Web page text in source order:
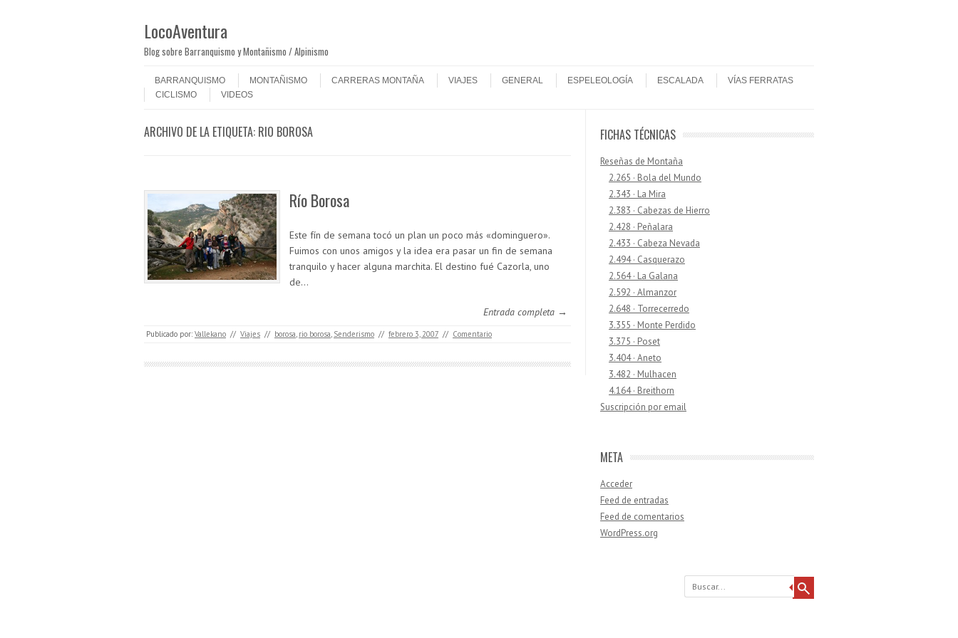
LocoAventura
Blog sobre Barranquismo y Montañismo / Alpinismo
Menú
BARRANQUISMO
MONTAÑISMO CARRERAS MONTAÑA VIAJES GENERAL ESPELEOLOGÍA ESCALADA
VÍAS FERRATAS
CICLISMO
VIDEOS
ARCHIVO DE LA ETIQUETA: RIO BOROSA
Río Borosa
Este fín de semana tocó un plan un poco más «dominguero».
Fuimos con unos amigos y la idea era pasar un fin de semana
tranquilo y hacer alguna marchita. El destino fué Cazorla, uno
de…
Entrada completa →
Publicado por: Vallekano // Viajes // borosa, rio borosa, Senderismo // febrero 3, 2007 // Comentario
FICHAS TÉCNICAS
Reseñas de Montaña
2.265 · Bola del Mundo
2.343 · La Mira
2.383 · Cabezas de Hierro
2.428 · Peñalara
2.433 · Cabeza Nevada
2.494 · Casquerazo
2.564 · La Galana
2.592 · Almanzor
2.648 · Torrecerredo
3.355 · Monte Perdido
3.375 · Poset
3.404 · Aneto
3.482 · Mulhacen
4.164 · Breithorn
Suscripción por email
META
Acceder
Feed de entradas
Feed de comentarios
WordPress.org